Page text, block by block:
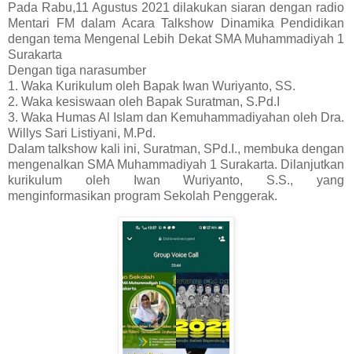
Pada Rabu,11 Agustus 2021 dilakukan siaran dengan radio
Mentari FM dalam Acara Talkshow Dinamika Pendidikan
dengan tema Mengenal Lebih Dekat SMA Muhammadiyah 1
Surakarta
Dengan tiga narasumber
1. Waka Kurikulum oleh Bapak Iwan Wuriyanto, SS.
2. Waka kesiswaan oleh Bapak Suratman, S.Pd.I
3. Waka Humas Al Islam dan Kemuhammadiyahan oleh Dra.
Willys Sari Listiyani, M.Pd.
Dalam talkshow kali ini, Suratman, SPd.I., membuka dengan
mengenalkan SMA Muhammadiyah 1 Surakarta. Dilanjutkan
kurikulum oleh Iwan Wuriyanto, S.S., yang
menginformasikan program Sekolah Penggerak.